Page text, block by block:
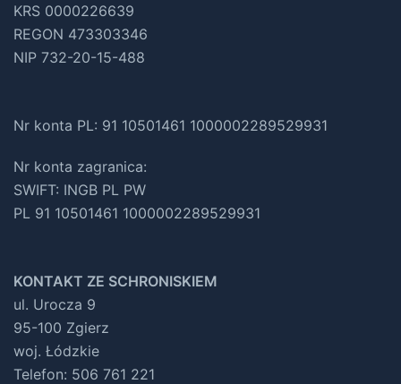
KRS 0000226639
REGON 473303346
NIP 732-20-15-488
Nr konta PL: 91 10501461 1000002289529931
Nr konta zagranica:
SWIFT: INGB PL PW
PL 91 10501461 1000002289529931
KONTAKT ZE SCHRONISKIEM
ul. Urocza 9
95-100 Zgierz
woj. Łódzkie
Telefon: 506 761 221